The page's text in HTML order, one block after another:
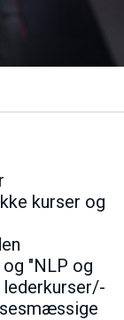
kurser og
"NLP og